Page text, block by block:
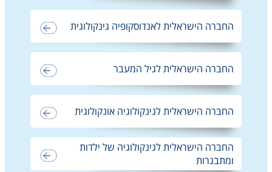
החברה הישראלית לאנדוסקופיה גינקולוגית
החברה הישראלית לגיל המעבר
החברה הישראלית לגינקולוגיה אונקולוגית
החברה הישראלית לגינקולוגיה של ילדות
ומתבגרות